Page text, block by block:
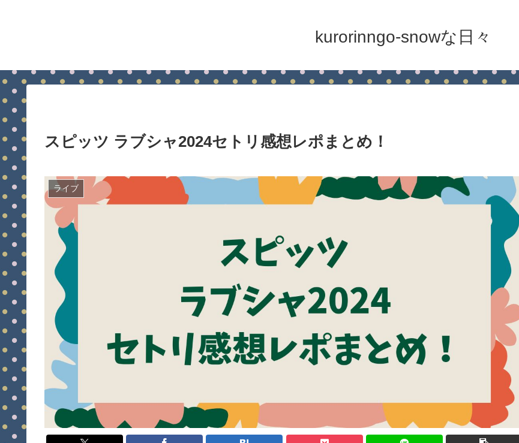
kurorinngo-snowな日々
スピッツ ラブシャ2024セトリ感想レポまとめ！
ライブ